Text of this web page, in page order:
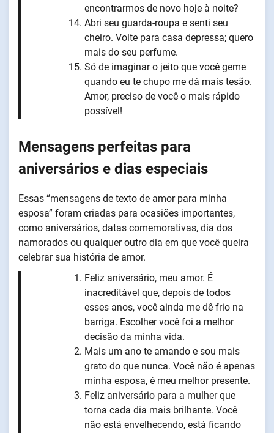
encontrarmos de novo hoje à noite?
Abri seu guarda-roupa e senti seu
cheiro. Volte para casa depressa; quero
mais do seu perfume.
Só de imaginar o jeito que você geme
quando eu te chupo me dá mais tesão.
Amor, preciso de você o mais rápido
possível!
Mensagens perfeitas para
aniversários e dias especiais
Essas “mensagens de texto de amor para minha
esposa” foram criadas para ocasiões importantes,
como aniversários, datas comemorativas, dia dos
namorados ou qualquer outro dia em que você queira
celebrar sua história de amor.
Feliz aniversário, meu amor. É
inacreditável que, depois de todos
esses anos, você ainda me dê frio na
barriga. Escolher você foi a melhor
decisão da minha vida.
Mais um ano te amando e sou mais
grato do que nunca. Você não é apenas
minha esposa, é meu melhor presente.
Feliz aniversário para a mulher que
torna cada dia mais brilhante. Você
não está envelhecendo, está ficando